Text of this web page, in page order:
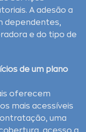
A adesão a
dependentes,
e do tipo de
de um plano
oferecem
mais acessíveis
uma